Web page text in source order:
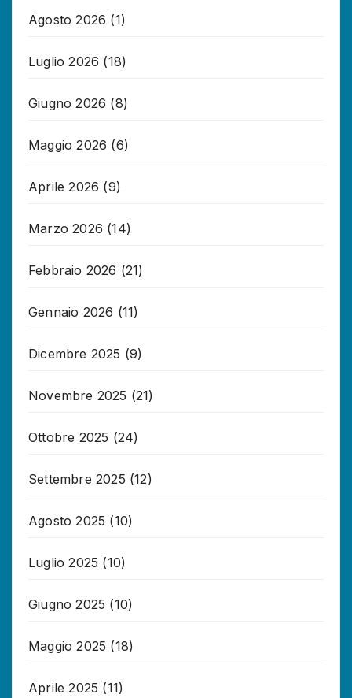
Agosto 2026 (1)
Luglio 2026 (18)
Giugno 2026 (8)
Maggio 2026 (6)
Aprile 2026 (9)
Marzo 2026 (14)
Febbraio 2026 (21)
Gennaio 2026 (11)
Dicembre 2025 (9)
Novembre 2025 (21)
Ottobre 2025 (24)
Settembre 2025 (12)
Agosto 2025 (10)
Luglio 2025 (10)
Giugno 2025 (10)
Maggio 2025 (18)
Aprile 2025 (11)